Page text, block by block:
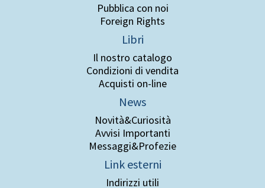
Pubblica con noi
Foreign Rights
Libri
Il nostro catalogo
Condizioni di vendita
Acquisti on-line
News
Novità&Curiosità
Avvisi Importanti
Messaggi&Profezie
Link esterni
Indirizzi utili